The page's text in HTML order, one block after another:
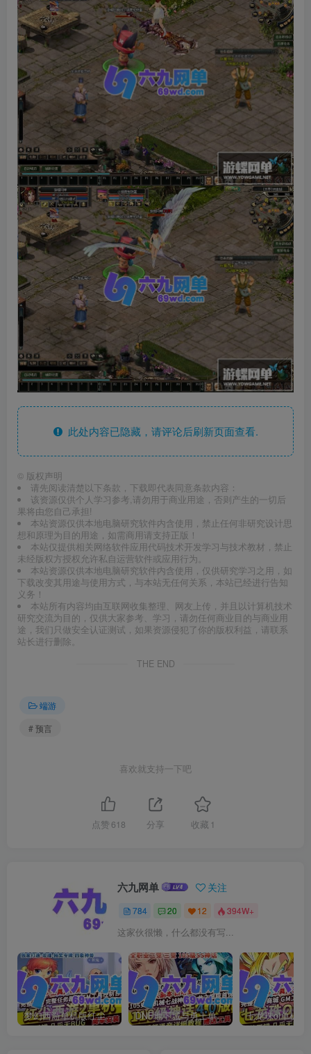
此处内容已隐藏，请评论后刷新页面查看.
© 版权声明
请先阅读清楚以下条款，下载即代表同意条款内容：
该资源仅供个人学习参考,请勿用于商业用途，否则产生的一切后
果将由您自己承担!
本站资源仅供本地电脑研究软件内含使用，禁止任何非研究设计思
想和原理为目的用途，如需商用请支持正版！
本站仅提供相关网络软件应用代码技术开发学习与技术教材，禁止
未经版权方授权允许私自运营软件或应用行为。
本站资源仅供本地电脑研究软件内含使用，仅供研究学习之用，如
下载改变其用途与使用方式，与本站无任何关系，本站已经进行告知
义务！
本站所有内容均由互联网收集整理、网友上传，并且以计算机技术
研究交流为目的，仅供大家参考、学习，请勿任何商业目的与商业用
途，我们只做安全认证测试，如果资源侵犯了你的版权利益，请联系
站长进行删除。
THE END
端游
# 预言
喜欢就支持一下吧
点赞 618 分享 收藏 1
六九网单 关注
784 20 12 394W+
这家伙很懒，什么都没有写...
梦幻西游单机版红尘西游2微变独家打造龙魂抽奖令牌四象神兽 DNF地下城与勇士单机版110级神话版4.0全主线任务龙之庭院机械七战神实验室